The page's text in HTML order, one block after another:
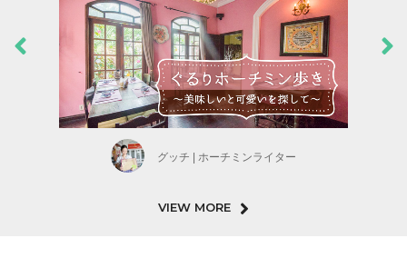
グッチ | ホーチミンライター
VIEW MORE